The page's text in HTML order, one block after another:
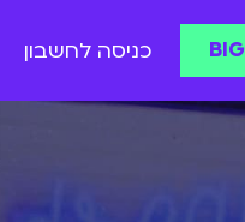
כניסה לחשבון